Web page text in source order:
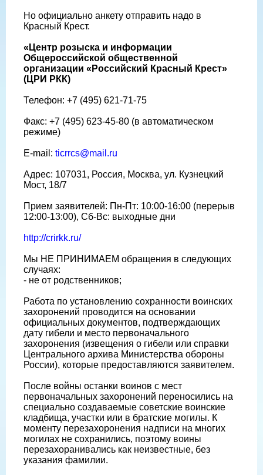
Но официально анкету отправить надо в
Красный Крест.
«Центр розыска и информации
Общероссийской общественной
организации «Российский Красный Крест»
(ЦРИ РКК)
Телефон: +7 (495) 621-71-75
Факс: +7 (495) 623-45-80 (в автоматическом
режиме)
E-mail: ticrrcs@mail.ru
Адрес: 107031, Россия, Москва, ул. Кузнецкий
Мост, 18/7
Прием заявителей: Пн-Пт: 10:00-16:00 (перерыв
12:00-13:00), Сб-Вс: выходные дни
http://crirkk.ru/
Мы НЕ ПРИНИМАЕМ обращения в следующих
случаях:
- не от родственников;
Работа по установлению сохранности воинских
захоронений проводится на основании
официальных документов, подтверждающих
дату гибели и место первоначального
захоронения (извещения о гибели или справки
Центрального архива Министерства обороны
России), которые предоставляются заявителем.
После войны останки воинов с мест
первоначальных захоронений переносились на
специально создаваемые советские воинские
кладбища, участки или в братские могилы. К
моменту перезахоронения надписи на многих
могилах не сохранились, поэтому воины
перезахоранивались как неизвестные, без
указания фамилии.